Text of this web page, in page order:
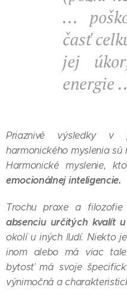
...
časť
jej
energie
Priaznivé výsledky v
harmonického myslenia sú
Harmonické myslenie,
emocionálnej inteligencie.
Trochu praxe a
absenciu určitých kvalít
okolí u iných ľudí. Niekto
inom alebo má viac
bytosť má svoje
výnimočná a